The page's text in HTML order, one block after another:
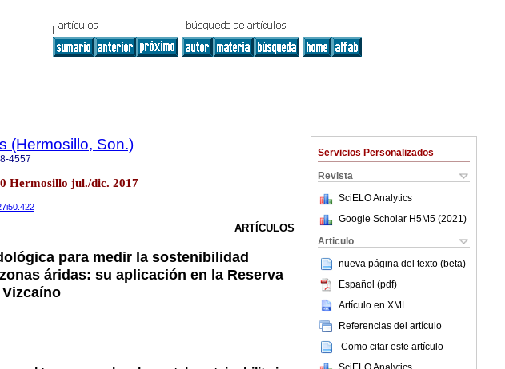
Servicios Personalizados
Revista
SciELO Analytics
Google Scholar H5M5 (2021 )
Articulo
nueva página del texto (beta)
Español (pdf)
Artículo en XML
Referencias del artículo
Como citar este artículo
(Hermosillo, Son.)
4557
Hermosillo jul./dic. 2017
ARTÍCULOS
para medir la sostenibilidad
áridas: su aplicación en la Reserva